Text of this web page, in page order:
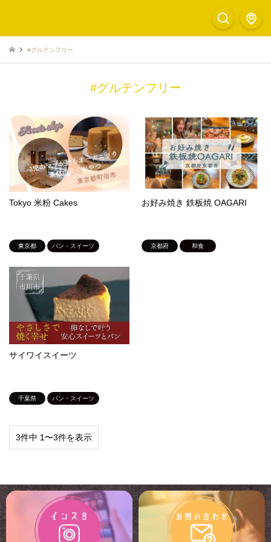
#グルテンフリー
#グルテンフリー
Tokyo 米粉 Cakes
東京都 パン・スイーツ
お好み焼き 鉄板焼 OAGARI
京都府 和食
サイワイスイーツ
千葉県 パン・スイーツ
3件中 1〜3件を表示